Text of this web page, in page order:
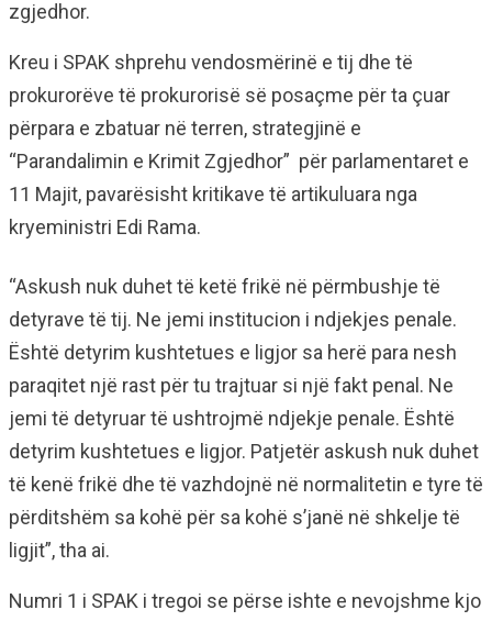
zgjedhor.
Kreu i SPAK shprehu vendosmërinë e tij dhe të
prokurorëve të prokurorisë së posaçme për ta çuar
përpara e zbatuar në terren, strategjinë e
“Parandalimin e Krimit Zgjedhor” për parlamentaret e
11 Majit, pavarësisht kritikave të artikuluara nga
kryeministri Edi Rama.
“Askush nuk duhet të ketë frikë në përmbushje të
detyrave të tij. Ne jemi institucion i ndjekjes penale.
Është detyrim kushtetues e ligjor sa herë para nesh
paraqitet një rast për tu trajtuar si një fakt penal. Ne
jemi të detyruar të ushtrojmë ndjekje penale. Është
detyrim kushtetues e ligjor. Patjetër askush nuk duhet
të kenë frikë dhe të vazhdojnë në normalitetin e tyre të
përditshëm sa kohë për sa kohë s’janë në shkelje të
ligjit”, tha ai.
Numri 1 i SPAK i tregoi se përse ishte e nevojshme kjo